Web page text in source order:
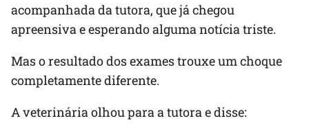
acompanhada da tutora, que já chegou
apreensiva e esperando alguma notícia triste.
Mas o resultado dos exames trouxe um choque
completamente diferente.
A veterinária olhou para a tutora e disse: